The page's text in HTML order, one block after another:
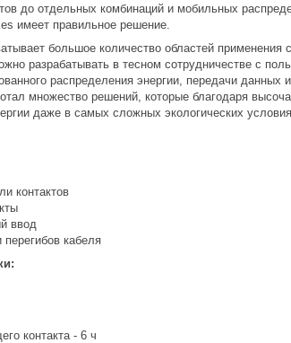
до отдельных комбинаций и мобильных
имеет правильное решение.
большое количество областей
разрабатывать в тесном сотрудничестве с
распределения энергии, передачи
множество решений, которые благодаря
даже в самых сложных экологических
контактов
ввод
кабеля
контакта - 6 ч